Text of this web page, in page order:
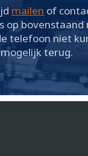
mailen of
op
telefoon niet
terug.